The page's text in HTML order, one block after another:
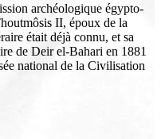
archéologique égypto-
II, époux de la
était déjà connu, et sa
de Deir el-Bahari en 1881
national de la Civilisation